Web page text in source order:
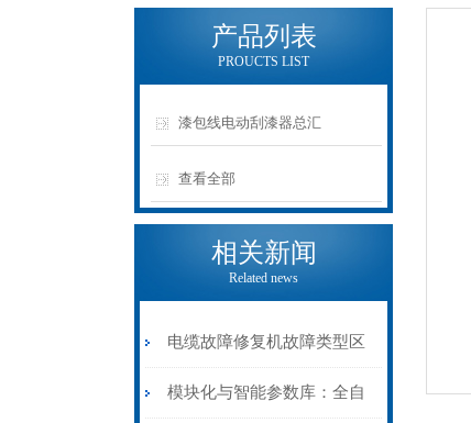
产品列表
PROUCTS LIST
漆包线电动刮漆器总汇
查看全部
相关新闻
Related news
电缆故障修复机故障类型区
分指南：从“绝缘电
模块化与智能参数库：全自